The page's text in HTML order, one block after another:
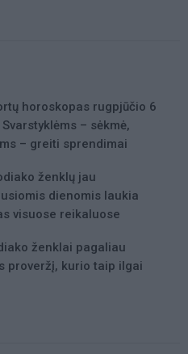
horoskopas rugpjūčio 6
– sėkmė,
– greiti sprendimai
ženklų jau
dienomis laukia
visuose reikaluose
ženklai pagaliau
proveržį, kurio taip ilgai